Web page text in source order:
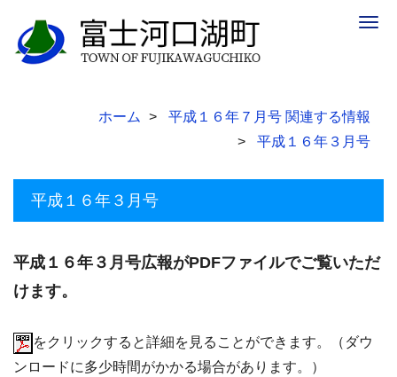
ホーム
平成１６年７月号 関連する情報
平成１６年３月号
平成１６年３月号
平成１６年３月号広報がPDFファイルでご覧いただ
けます。
をクリックすると詳細を見ることができます。（ダウ
ンロードに多少時間がかかる場合があります。）